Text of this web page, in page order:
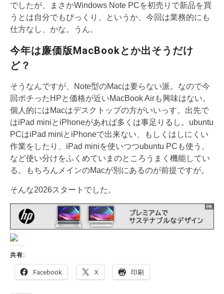
でしたが、まさかWindows Note PCを初売りで新品を買
うとは自分でもびっくり、というか、今回は業務的にも
仕方なし、かな。うん。
今年は廉価版MacBookとか出そうだけ
ど？
そうなんですが、Note型のMacは要らない派。なので今
回ポチったHPと価格が近いMacBook Airも興味はない。
個人的にはMacはデスクトップの方がいいっす。出先で
はiPad miniとiPhoneがあれば多くは事足りるし。ubuntu
PCはiPad miniとiPhoneで出来ない、もしくはしにくい
作業をしたり、iPad miniを使いつつubuntu PCも使う、
など使い分けをふくめていまのところうまく機能してい
る。もちろんメインのMacが別にあるのが前提ですが。
そんな2026スタートでした。
共有:
Facebook X 印刷